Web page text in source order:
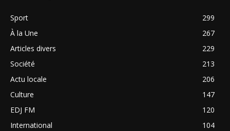
Sport
299
À la Une
267
Articles divers
229
Société
213
Actu locale
206
Culture
147
EDJ FM
120
International
104